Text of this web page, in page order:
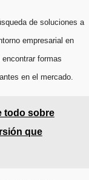
de soluciones a
empresarial en
formas
en el mercado.
todo sobre
que